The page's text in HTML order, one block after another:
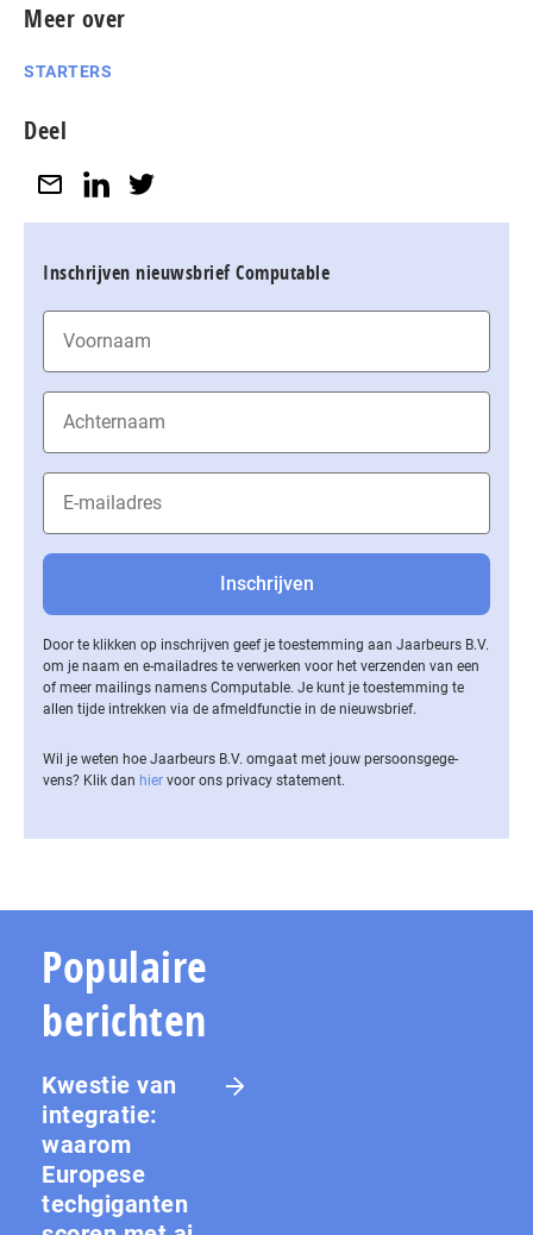
Meer over
STARTERS
Deel
Inschrijven nieuwsbrief Computable
Door te klikken op inschrijven geef je toestemming aan Jaarbeurs B.V.
om je naam en e-mailadres te verwerken voor het verzenden van een
of meer mailings namens Computable. Je kunt je toestemming te
allen tijde intrekken via de af­meld­func­tie in de nieuwsbrief.
Wil je weten hoe Jaarbeurs B.V. omgaat met jouw per­soons­ge­ge­
vens? Klik dan hier voor ons privacy statement.
Populaire
berichten
Kwestie van
integratie:
waarom
Europese
techgiganten